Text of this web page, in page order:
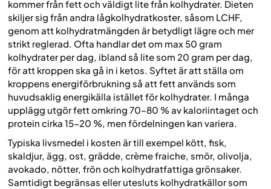
kommer från fett och väldigt lite från kolhydrater. Dieten
skiljer sig från andra lågkolhydratkoster, såsom LCHF,
genom att kolhydratmängden är betydligt lägre och mer
strikt reglerad. Ofta handlar det om max 50 gram
kolhydrater per dag, ibland så lite som 20 gram per dag,
för att kroppen ska gå in i ketos. Syftet är att ställa om
kroppens energiförbrukning så att fett används som
huvudsaklig energikälla istället för kolhydrater. I många
upplägg utgör fett omkring 70–80 % av kaloriintaget och
protein cirka 15-20 %, men fördelningen kan variera.
Typiska livsmedel i kosten är till exempel kött, fisk,
skaldjur, ägg, ost, grädde, crème fraiche, smör, olivolja,
avokado, nötter, frön och kolhydratfattiga grönsaker.
Samtidigt begränsas eller utesluts kolhydratkällor som